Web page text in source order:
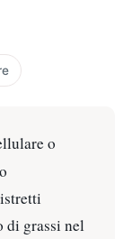
o
di grassi nel